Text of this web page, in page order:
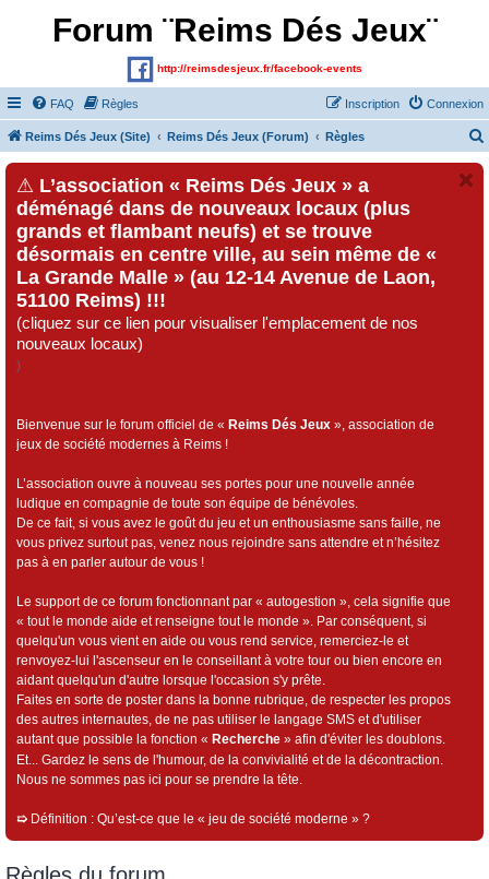
Forum ¨Reims Dés Jeux¨
http://reimsdesjeux.fr/facebook-events
FAQ Règles Connexion
Inscription
Reims Dés Jeux (Site) Reims Dés Jeux (Forum) Règles
⚠ L’association « Reims Dés Jeux » a
déménagé dans de nouveaux locaux (plus
grands et flambant neufs) et se trouve
désormais en centre ville, au sein même de «
La Grande Malle » (au 12-14 Avenue de Laon,
51100 Reims) !!!
(cliquez sur ce lien pour visualiser l'emplacement de nos
nouveaux locaux)
)
Bienvenue sur le forum officiel de « Reims Dés Jeux », association de
jeux de société modernes à Reims !
L’association ouvre à nouveau ses portes pour une nouvelle année
ludique en compagnie de toute son équipe de bénévoles.
De ce fait, si vous avez le goût du jeu et un enthousiasme sans faille, ne
vous privez surtout pas, venez nous rejoindre sans attendre et n’hésitez
pas à en parler autour de vous !
Le support de ce forum fonctionnant par « autogestion », cela signifie que
« tout le monde aide et renseigne tout le monde ». Par conséquent, si
quelqu'un vous vient en aide ou vous rend service, remerciez-le et
renvoyez-lui l'ascenseur en le conseillant à votre tour ou bien encore en
aidant quelqu'un d'autre lorsque l'occasion s'y prête.
Faites en sorte de poster dans la bonne rubrique, de respecter les propos
des autres internautes, de ne pas utiliser le langage SMS et d'utiliser
autant que possible la fonction « Recherche » afin d'éviter les doublons.
Et... Gardez le sens de l'humour, de la convivialité et de la décontraction.
Nous ne sommes pas ici pour se prendre la tête.
➯ Définition : Qu’est-ce que le « jeu de société moderne » ?